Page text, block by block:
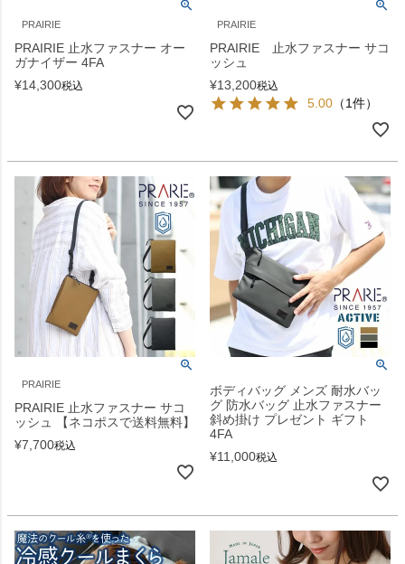
PRAIRIE
PRAIRIE 止水ファスナー オー
ガナイザー 4FA
¥14,300税込
PRAIRIE
PRAIRIE 止水ファスナー サコ
ッシュ
¥13,200税込
5.00 （1件）
PRAIRIE
PRAIRIE 止水ファスナー サコ
ッシュ 【ネコポスで送料無料】
¥7,700税込
ボディバッグ メンズ 耐水バッ
グ 防水バッグ 止水ファスナー
斜め掛け プレゼント ギフト
4FA
¥11,000税込